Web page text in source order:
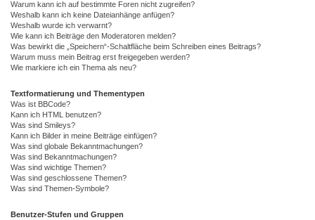
Warum kann ich auf bestimmte Foren nicht zugreifen?
Weshalb kann ich keine Dateianhänge anfügen?
Weshalb wurde ich verwarnt?
Wie kann ich Beiträge den Moderatoren melden?
Was bewirkt die „Speichern“-Schaltfläche beim Schreiben eines Beitrags?
Warum muss mein Beitrag erst freigegeben werden?
Wie markiere ich ein Thema als neu?
Textformatierung und Thementypen
Was ist BBCode?
Kann ich HTML benutzen?
Was sind Smileys?
Kann ich Bilder in meine Beiträge einfügen?
Was sind globale Bekanntmachungen?
Was sind Bekanntmachungen?
Was sind wichtige Themen?
Was sind geschlossene Themen?
Was sind Themen-Symbole?
Benutzer-Stufen und Gruppen